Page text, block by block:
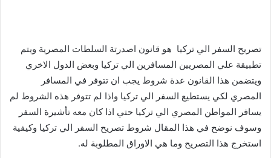
تصريح السفر الي تركيا هو قانون اصدرتة السلطات المصرية ويتم
تطبيقة علي المصريين المسافرين الي تركيا وبعض الدول الاخري
ويتضمن هذا القانون عدة شروط يجب ان تتوفر في المسافر
المصري لكي يستطيع السفر الي تركيا واذا لم تتوفر هذه الشروط لم
يسافر المواطن المصري الي تركيا حتي اذا كان معه تأشيرة السفر
وسوف نوضح في هذا المقال شروط تصريح السفر الي تركيا وكيفية
استخرج هذا التصريح وما هي الاوراق المطلوبة له.